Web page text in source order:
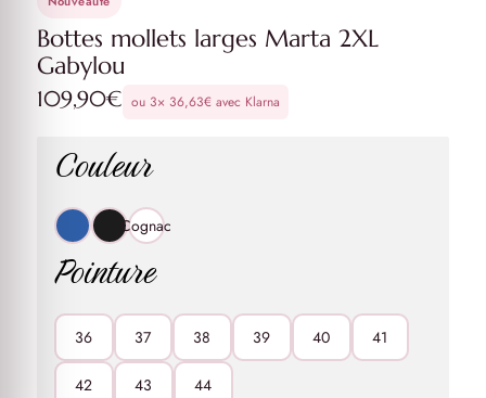
Bottes mollets larges Marta 2XL
Gabylou
109,90€ ou 3× 36,63€avec Klarna
Couleur
Cognac
Pointure
36 37 38 39 40 41
42 43 44